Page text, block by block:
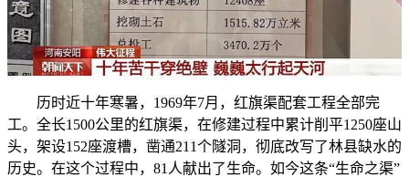
历时近十年寒暑，1969年7月，红旗渠配套工程全部完
工。全长1500公里的红旗渠，在修建过程中累计削平1250座山
头，架设152座渡槽，凿通211个隧洞，彻底改写了林县缺水的
历史。在这个过程中，81人献出了生命。如今这条“生命之渠”